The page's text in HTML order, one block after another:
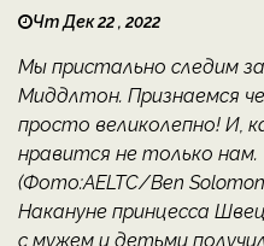
Чт Дек 22 , 2022
Мы пристально следим
Миддлтон. Признаемся
просто великолепно! И,
нравится не только
(Фото:AELTC/Ben
Накануне принцесса
с мужем и детьми